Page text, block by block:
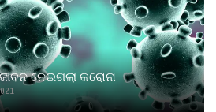
ନେଇଗଲା କରୋନା